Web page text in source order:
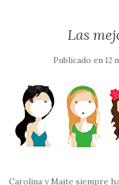
Las
Publicado en 12
Carolina y Maite siempre